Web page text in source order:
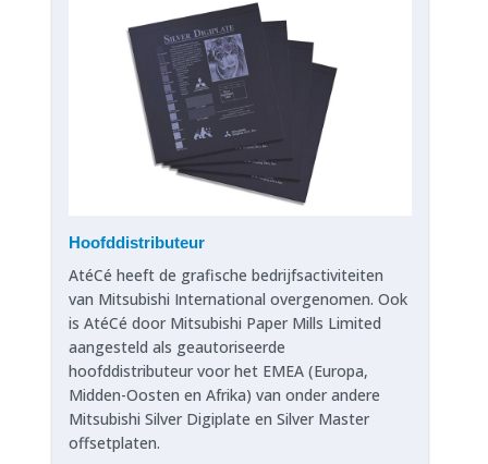
Hoofddistributeur
AtéCé heeft de grafische bedrijfsactiviteiten
van Mitsubishi International overgenomen. Ook
is AtéCé door Mitsubishi Paper Mills Limited
aangesteld als geautoriseerde
hoofddistributeur voor het EMEA (Europa,
Midden-Oosten en Afrika) van onder andere
Mitsubishi Silver Digiplate en Silver Master
offsetplaten.